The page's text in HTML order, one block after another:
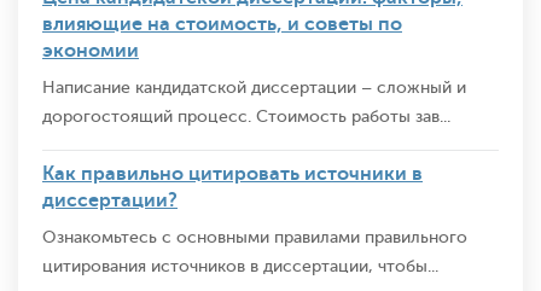
влияющие на стоимость, и советы по
экономии
Написание кандидатской диссертации – сложный и
дорогостоящий процесс. Стоимость работы зав...
Как правильно цитировать источники в
диссертации?
Ознакомьтесь с основными правилами правильного
цитирования источников в диссертации, чтобы...